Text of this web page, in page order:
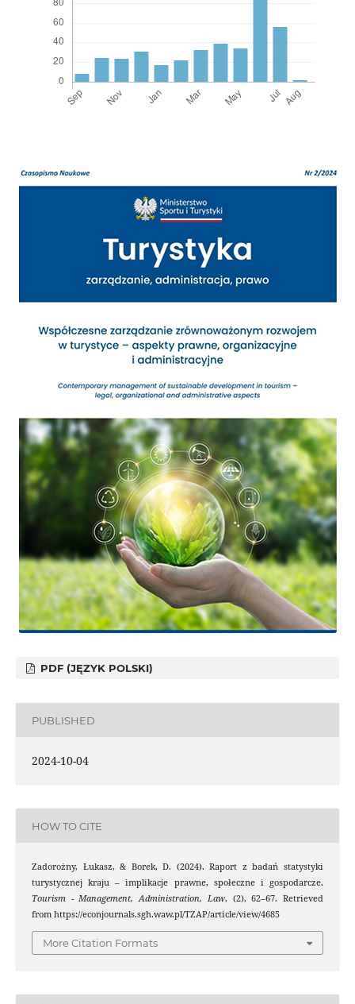
PDF (JĘZYK POLSKI)
PUBLISHED
2024-10-04
HOW TO CITE
Zadorożny, Łukasz, & Borek, D. (2024). Raport z badań statystyki
turystycznej kraju – implikacje prawne, społeczne i gospodarcze.
Tourism - Management, Administration, Law, (2), 62–67. Retrieved
from https://econjournals.sgh.waw.pl/TZAP/article/view/4685
More Citation Formats